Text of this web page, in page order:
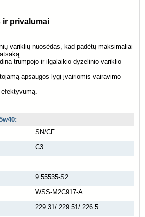
ir privalumai
variklių nuosėdas, kad padėtų maksimaliai
trumpojo ir ilgalaikio dyzelinio variklio
apsaugos lygį įvairiomis vairavimo
SN/CF
C3
9.55535-S2
WSS-M2C917-A
229.31/ 229.51/ 226.5